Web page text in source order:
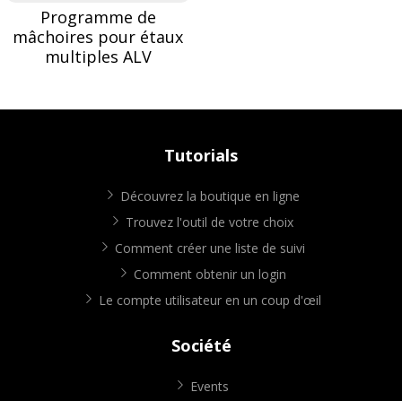
Programme de
mâchoires pour étaux
multiples ALV
Tutorials
Découvrez la boutique en ligne
Trouvez l'outil de votre choix
Comment créer une liste de suivi
Comment obtenir un login
Le compte utilisateur en un coup d'œil
Société
Events